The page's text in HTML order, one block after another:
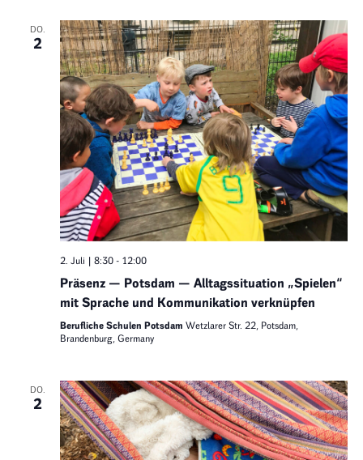
DO.
2
2. Juli | 8:30- 12:00
Präsenz — Potsdam — Alltagssituation „Spielen“
mit Sprache und Kommunikation verknüpfen
Berufliche Schulen Potsdam Wetzlarer Str. 22, Potsdam,
Brandenburg, Germany
DO.
2